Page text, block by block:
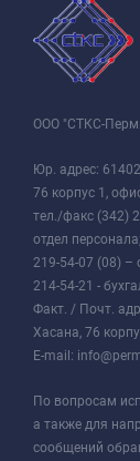
ООО "СТКС-
Юр. адрес:
76 корпус 1,
тел./факс (342)
отдел персонала;
219-54-07 (08) –
214-54-21 -
Факт. / Почт.
Хасана, 76
E-mail:
По вопросам
а также для
сообщений